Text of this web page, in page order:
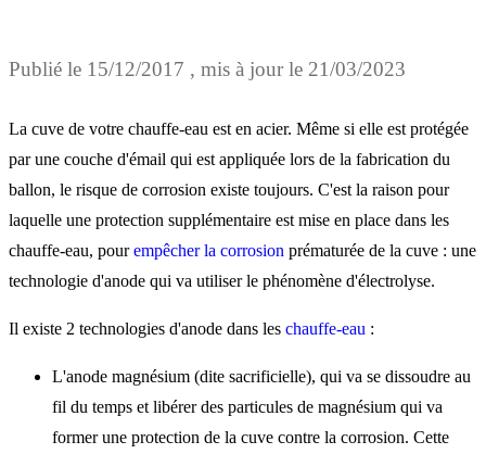
Publié le 15/12/2017 , mis à jour le 21/03/2023
La cuve de votre chauffe-eau est en acier. Même si elle est protégée
par une couche d'émail qui est appliquée lors de la fabrication du
ballon, le risque de corrosion existe toujours. C'est la raison pour
laquelle une protection supplémentaire est mise en place dans les
chauffe-eau, pourempêcher la corrosion prématurée de la cuve : une
technologie d'anode qui va utiliser le phénomène d'électrolyse.
Il existe 2 technologies d'anode dans les chauffe-eau :
L'anode magnésium (dite sacrificielle), qui va se dissoudre au
fil du temps et libérer des particules de magnésium qui va
former une protection de la cuve contre la corrosion. Cette